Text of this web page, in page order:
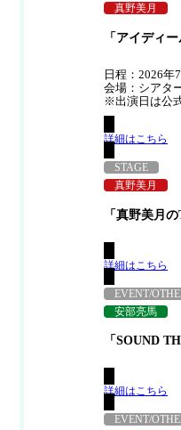
真野美月
「アイディ
日程：2026年
会場：シアタ
※出演日は公
詳細はこちら
STAGE
真野美月
「真野美月
詳細はこちら
EVENT/
安部亮馬
「SOUND
詳細はこちら
EVENT/